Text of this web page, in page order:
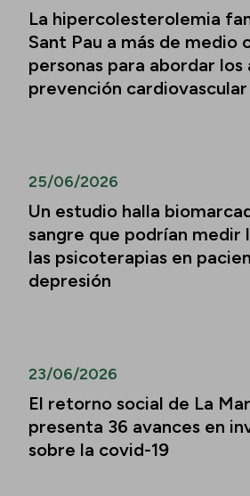
La hipercolesterolemia
Sant Pau a más de medio
personas para abordar los
prevención cardiovascular
25/06/2026
Un estudio halla
sangre que podrían medir
las psicoterapias en
depresión
23/06/2026
El retorno social de La
presenta 36 avances en
sobre la covid-19